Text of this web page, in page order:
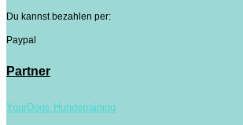
Du kannst bezahlen per:
Paypal
Partner
YourDogs Hundetraining